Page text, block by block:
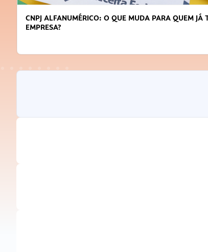
CNPJ ALFANUMÉRICO: O QUE MUDA PARA QUEM JÁ
EMPRESA?